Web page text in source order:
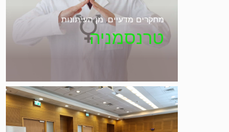
טרנסמניה
מחקרים מדעיים,מן העיתונות